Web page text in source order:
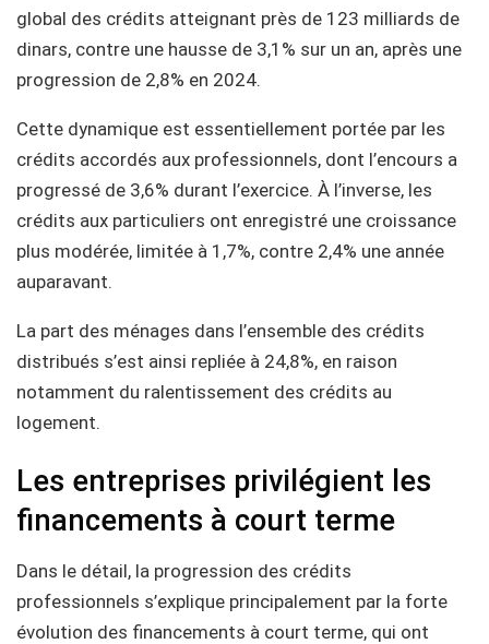
global des crédits atteignant près de 123 milliards de
dinars, contre une hausse de 3,1% sur un an, après une
progression de 2,8% en 2024.
Cette dynamique est essentiellement portée par les
crédits accordés aux professionnels, dont l’encours a
progressé de 3,6% durant l’exercice. À l’inverse, les
crédits aux particuliers ont enregistré une croissance
plus modérée, limitée à 1,7%, contre 2,4% une année
auparavant.
La part des ménages dans l’ensemble des crédits
distribués s’est ainsi repliée à 24,8%, en raison
notamment du ralentissement des crédits au
logement.
Les entreprises privilégient les
financements à court terme
Dans le détail, la progression des crédits
professionnels s’explique principalement par la forte
évolution des financements à court terme, qui ont